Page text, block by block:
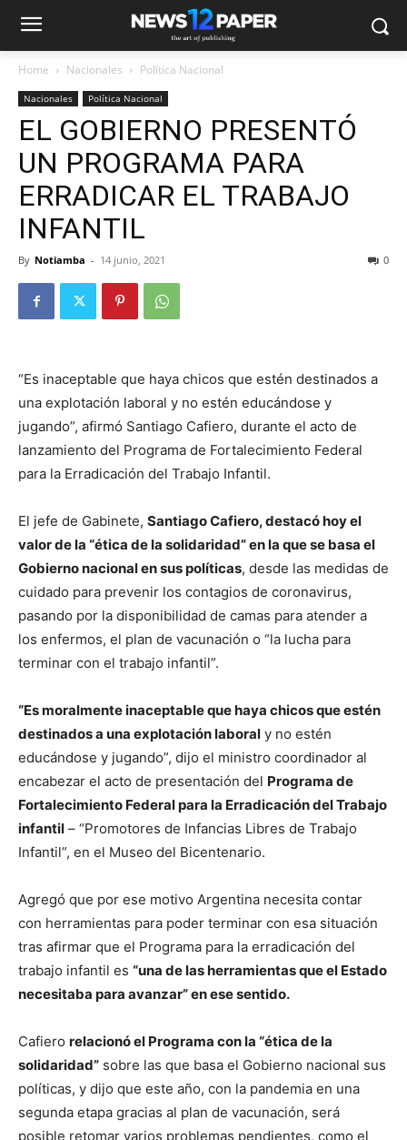
Home Nacionales Política Nacional
Nacionales Política Nacional
EL GOBIERNO PRESENTÓ
UN PROGRAMA PARA
ERRADICAR EL TRABAJO
INFANTIL
By Notiamba - 14 junio, 2021 0
“Es inaceptable que haya chicos que estén destinados a
una explotación laboral y no estén educándose y
jugando”, afirmó Santiago Cafiero, durante el acto de
lanzamiento del Programa de Fortalecimiento Federal
para la Erradicación del Trabajo Infantil.
El jefe de Gabinete, Santiago Cafiero, destacó hoy el
valor de la “ética de la solidaridad” en la que se basa el
Gobierno nacional en sus políticas, desde las medidas de
cuidado para prevenir los contagios de coronavirus,
pasando por la disponibilidad de camas para atender a
los enfermos, el plan de vacunación o “la lucha para
terminar con el trabajo infantil”.
“Es moralmente inaceptable que haya chicos que estén
destinados a una explotación laboral y no estén
educándose y jugando”, dijo el ministro coordinador al
encabezar el acto de presentación del Programa de
Fortalecimiento Federal para la Erradicación del Trabajo
infantil – “Promotores de Infancias Libres de Trabajo
Infantil”, en el Museo del Bicentenario.
Agregó que por ese motivo Argentina necesita contar
con herramientas para poder terminar con esa situación
tras afirmar que el Programa para la erradicación del
trabajo infantil es “una de las herramientas que el Estado
necesitaba para avanzar” en ese sentido.
Cafiero relacionó el Programa con la “ética de la
solidaridad” sobre las que basa el Gobierno nacional sus
políticas, y dijo que este año, con la pandemia en una
segunda etapa gracias al plan de vacunación, será
posible retomar varios problemas pendientes, como el